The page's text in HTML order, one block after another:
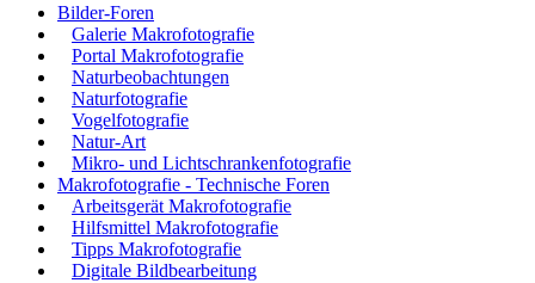
Bilder-Foren
Galerie Makrofotografie
Portal Makrofotografie
Naturbeobachtungen
Naturfotografie
Vogelfotografie
Natur-Art
Mikro- und Lichtschrankenfotografie
Makrofotografie - Technische Foren
Arbeitsgerät Makrofotografie
Hilfsmittel Makrofotografie
Tipps Makrofotografie
Digitale Bildbearbeitung